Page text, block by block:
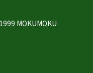
MOKUMOKU